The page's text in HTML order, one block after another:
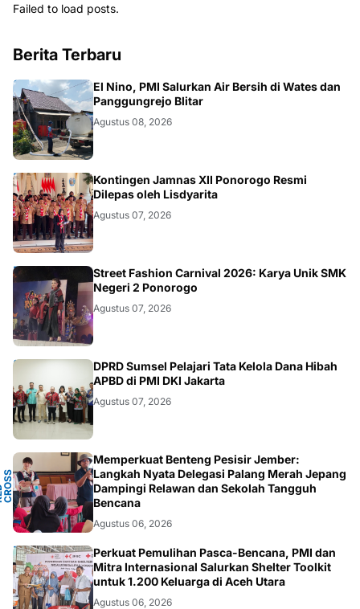
Failed to load posts.
Berita Terbaru
BLITAR
El Nino, PMI Salurkan Air Bersih di Wates dan
Panggungrejo Blitar
Agustus 08, 2026
JATIM
Kontingen Jamnas XII Ponorogo Resmi
Dilepas oleh Lisdyarita
Agustus 07, 2026
JATIM
Street Fashion Carnival 2026: Karya Unik SMK
Negeri 2 Ponorogo
Agustus 07, 2026
ANEWS
DPRD Sumsel Pelajari Tata Kelola Dana Hibah
APBD di PMI DKI Jakarta
Agustus 07, 2026
N
S
TY
Memperkuat Benteng Pesisir Jember:
Langkah Nyata Delegasi Palang Merah Jepang
Dampingi Relawan dan Sekolah Tangguh
Bencana
Agustus 06, 2026
ACEH
Perkuat Pemulihan Pasca-Bencana, PMI dan
Mitra Internasional Salurkan Shelter Toolkit
untuk 1.200 Keluarga di Aceh Utara
Agustus 06, 2026